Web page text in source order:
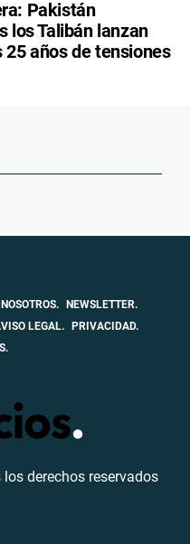
Pakistán
los Talibán lanzan
25 años de tensiones
NEWSLETTER.
LEGAL. PRIVACIDAD.
derechos reservados